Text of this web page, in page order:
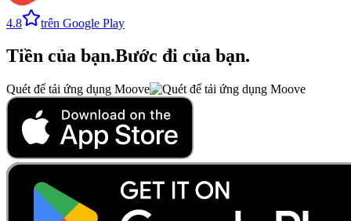
4.8 trên Google Play
Tiền của bạn.Bước đi của bạn.
Quét để tải ứng dụng Moove